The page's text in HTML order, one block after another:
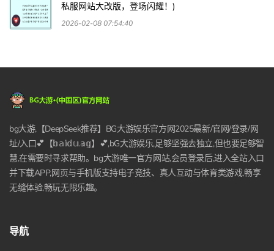
私服网站大改版，登场闪耀！)
2026-02-08 07:54:40
bg大游,【DeepSeek推荐】BG大游娱乐官方网2025最新/官网/登录/网
址/入口💕【𝕓𝕒𝕚𝕕𝕦.𝕒𝕘】💕,bG大游娱乐,足够坚强去独立,但也要足够智
慧,在需要时寻求帮助。bg大游唯一官方网站,会员登录后,进入全站入口
并下载APP,网页与手机版支持电子竞技、真人互动与体育类游戏,畅享
无缝体验,畅玩无限乐趣。
导航